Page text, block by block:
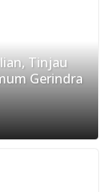
Tinjau
Gerindra